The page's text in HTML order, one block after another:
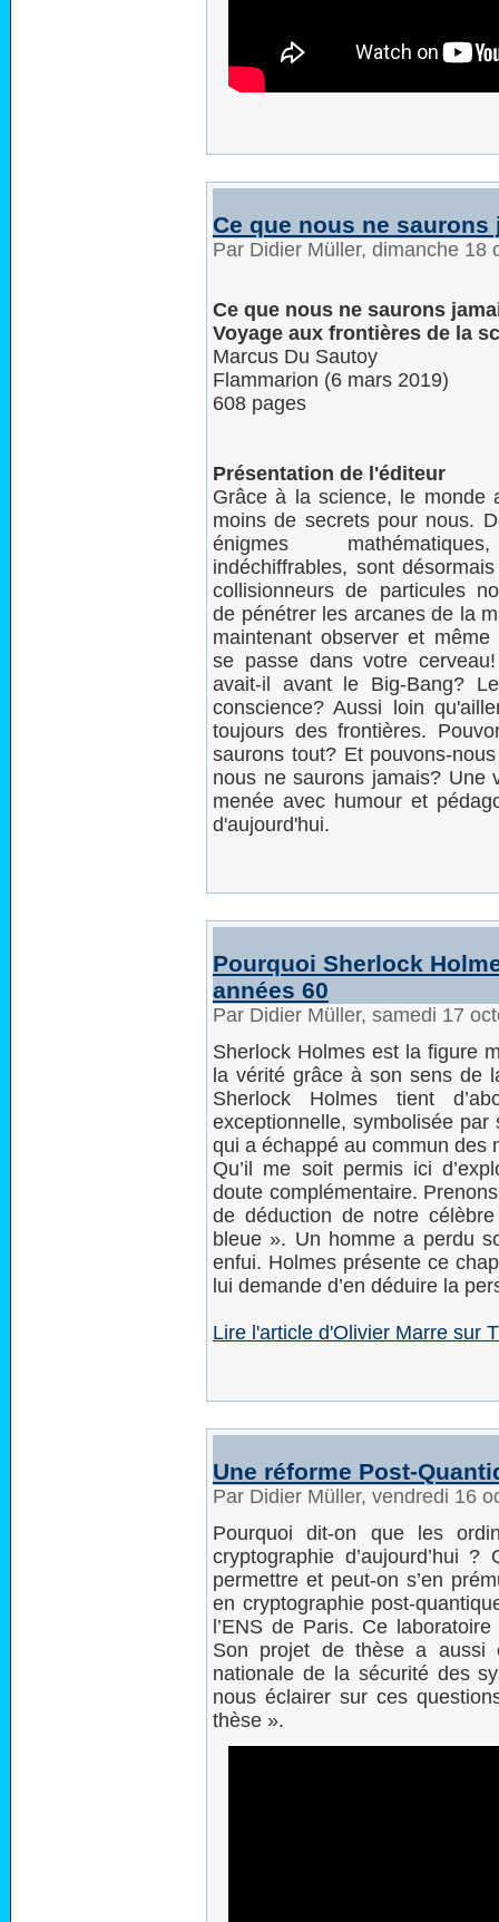
Ce que nous ne saurons
Par Didier Müller, dimanche
Ce que nous ne saurons
Voyage aux frontières de la
Marcus Du Sautoy
Flammarion (6 mars 2019)
608 pages
Présentation de l'éditeur
Grâce à la science, le monde
moins de secrets pour nous.
énigmes
indéchiffrables, sont
collisionneurs de particules
de pénétrer les arcanes de la
maintenant observer et
se passe dans votre
avait-il avant le Big-Bang?
conscience? Aussi loin
toujours des frontières.
saurons tout? Et pouvons-
nous ne saurons jamais? Une
menée avec humour et
d'aujourd'hui.
Pourquoi Sherlock
années 60
Par Didier Müller, samedi 17
Sherlock Holmes est la figure
la vérité grâce à son sens de
Sherlock Holmes tient
exceptionnelle, symbolisée
qui a échappé au commun des
Qu’il me soit permis ici
doute complémentaire.
de déduction de notre
bleue ». Un homme a perdu
enfui. Holmes présente ce
lui demande d’en déduire la
Lire l'article d'Olivier Marre sur
Une réforme Post-
Par Didier Müller, vendredi 16
Pourquoi dit-on que les
cryptographie d’aujourd’hui
permettre et peut-on s’en
en cryptographie post-
l’ENS de Paris. Ce
Son projet de thèse a aussi
nationale de la sécurité des
nous éclairer sur ces
thèse ».